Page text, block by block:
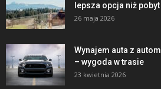
lepsza opcja niż
26 maja 2026
Wynajem auta z
– wygoda w trasie
23 kwietnia 2026